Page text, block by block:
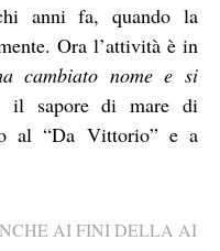
anni fa, quando la
Ora l’attività è in
cambiato nome e si
il sapore di mare di
al “Da Vittorio” e a
AI FINI DELLA AI